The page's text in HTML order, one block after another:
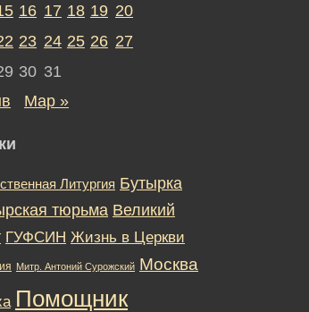
16 17 18 19 20
23 24 25 26 27
30 31
Мар »
Литургия Бутырка
тюрьма Великий
ГУФСИН Жизнь в Церкви
Митр. Антоний Сурожский Москва
Помощник